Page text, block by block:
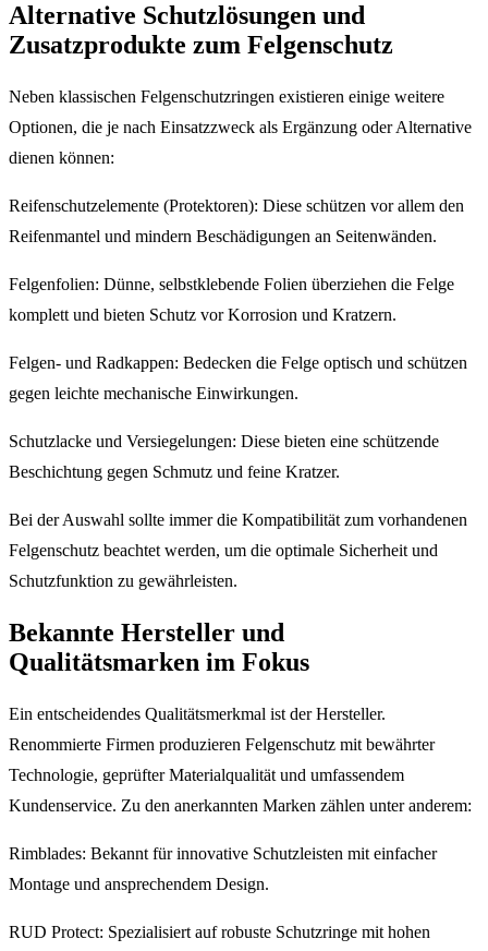
Alternative Schutzlösungen und
Zusatzprodukte zum Felgenschutz
Neben klassischen Felgenschutzringen existieren einige weitere
Optionen, die je nach Einsatzzweck als Ergänzung oder Alternative
dienen können:
Reifenschutzelemente (Protektoren): Diese schützen vor allem den
Reifenmantel und mindern Beschädigungen an Seitenwänden.
Felgenfolien: Dünne, selbstklebende Folien überziehen die Felge
komplett und bieten Schutz vor Korrosion und Kratzern.
Felgen- und Radkappen: Bedecken die Felge optisch und schützen
gegen leichte mechanische Einwirkungen.
Schutzlacke und Versiegelungen: Diese bieten eine schützende
Beschichtung gegen Schmutz und feine Kratzer.
Bei der Auswahl sollte immer die Kompatibilität zum vorhandenen
Felgenschutz beachtet werden, um die optimale Sicherheit und
Schutzfunktion zu gewährleisten.
Bekannte Hersteller und
Qualitätsmarken im Fokus
Ein entscheidendes Qualitätsmerkmal ist der Hersteller.
Renommierte Firmen produzieren Felgenschutz mit bewährter
Technologie, geprüfter Materialqualität und umfassendem
Kundenservice. Zu den anerkannten Marken zählen unter anderem:
Rimblades: Bekannt für innovative Schutzleisten mit einfacher
Montage und ansprechendem Design.
RUD Protect: Spezialisiert auf robuste Schutzringe mit hohen